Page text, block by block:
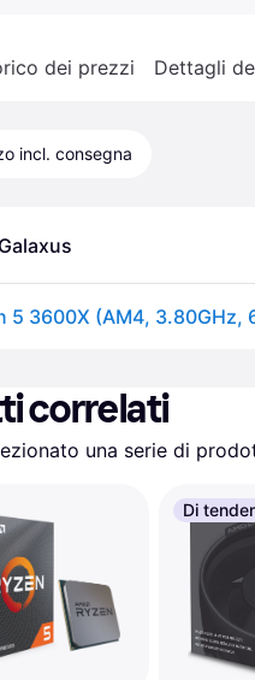
dei prezzi Dettagli
incl. consegna
Galaxus
5 3600X (AM4, 3.80GHz,
correlati
una serie di
Di